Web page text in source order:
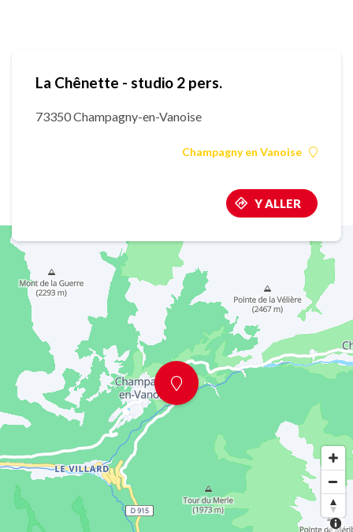
La Chênette - studio 2 pers.
73350 Champagny-en-Vanoise
Champagny en Vanoise
Y ALLER